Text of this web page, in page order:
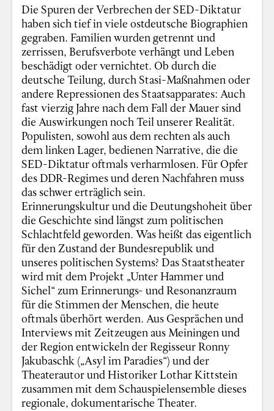
Die Spuren der Verbrechen der SED-Diktatur
haben sich tief in viele ostdeutsche Biographien
gegraben. Familien wurden getrennt und
zerrissen, Berufsverbote verhängt und Leben
beschädigt oder vernichtet. Ob durch die
deutsche Teilung, durch Stasi-Maßnahmen oder
andere Repressionen des Staatsapparates: Auch
fast vierzig Jahre nach dem Fall der Mauer sind
die Auswirkungen noch Teil unserer Realität.
Populisten, sowohl aus dem rechten als auch
dem linken Lager, bedienen Narrative, die die
SED-Diktatur oftmals verharmlosen. Für Opfer
des DDR-Regimes und deren Nachfahren muss
das schwer erträglich sein.
Erinnerungskultur und die Deutungshoheit über
die Geschichte sind längst zum politischen
Schlachtfeld geworden. Was heißt das eigentlich
für den Zustand der Bundesrepublik und
unseres politischen Systems? Das Staatstheater
wird mit dem Projekt „Unter Hammer und
Sichel“ zum Erinnerungs- und Resonanzraum
für die Stimmen der Menschen, die heute
oftmals überhört werden. Aus Gesprächen und
Interviews mit Zeitzeugen aus Meiningen und
der Region entwickeln der Regisseur Ronny
Jakubaschk („Asyl im Paradies“) und der
Theaterautor und Historiker Lothar Kittstein
zusammen mit dem Schauspielensemble dieses
regionale, dokumentarische Theater.